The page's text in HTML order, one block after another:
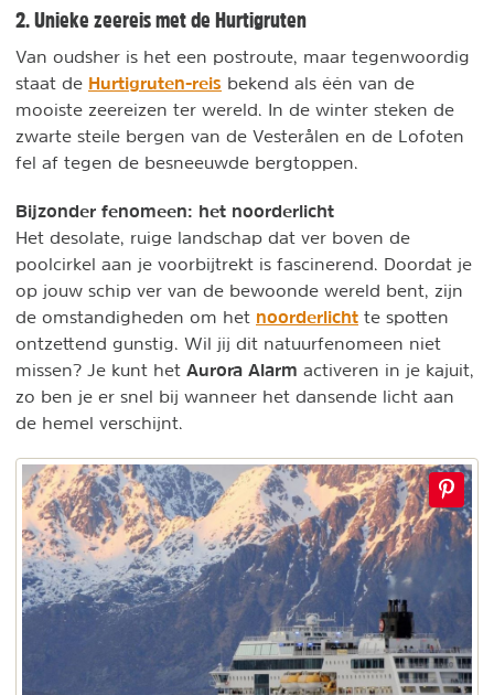
2. Unieke zeereis met de Hurtigruten
Van oudsher is het een postroute, maar tegenwoordig
staat de Hurtigruten-reis bekend als één van de
mooiste zeereizen ter wereld. In de winter steken de
zwarte steile bergen van de Vesterålen en de Lofoten
fel af tegen de besneeuwde bergtoppen.
Bijzonder fenomeen: het noorderlicht
Het desolate, ruige landschap dat ver boven de
poolcirkel aan je voorbijtrekt is fascinerend. Doordat je
op jouw schip ver van de bewoonde wereld bent, zijn
de omstandigheden om het noorderlicht te spotten
ontzettend gunstig. Wil jij dit natuurfenomeen niet
missen? Je kunt het Aurora Alarm activeren in je kajuit,
zo ben je er snel bij wanneer het dansende licht aan
de hemel verschijnt.